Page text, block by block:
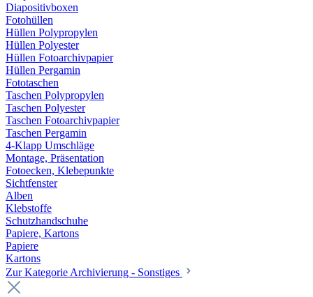
Diapositivboxen
Fotohüllen
Hüllen Polypropylen
Hüllen Polyester
Hüllen Fotoarchivpapier
Hüllen Pergamin
Fototaschen
Taschen Polypropylen
Taschen Polyester
Taschen Fotoarchivpapier
Taschen Pergamin
4-Klapp Umschläge
Montage, Präsentation
Fotoecken, Klebepunkte
Sichtfenster
Alben
Klebstoffe
Schutzhandschuhe
Papiere, Kartons
Papiere
Kartons
Zur Kategorie Archivierung - Sonstiges